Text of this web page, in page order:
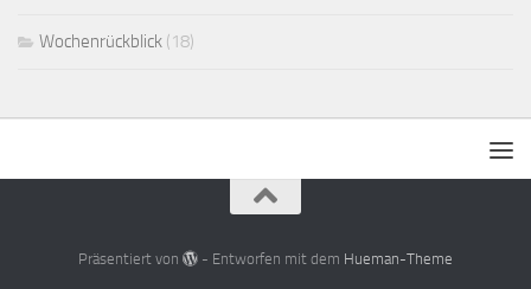
Wochenrückblick (18)
Präsentiert von - Entworfen mit dem Hueman-Theme